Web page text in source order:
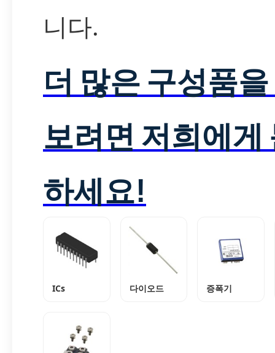
니다.
더 많은 구성품
보려면 저희에게
하세요!
ICs 다이오드 증폭기